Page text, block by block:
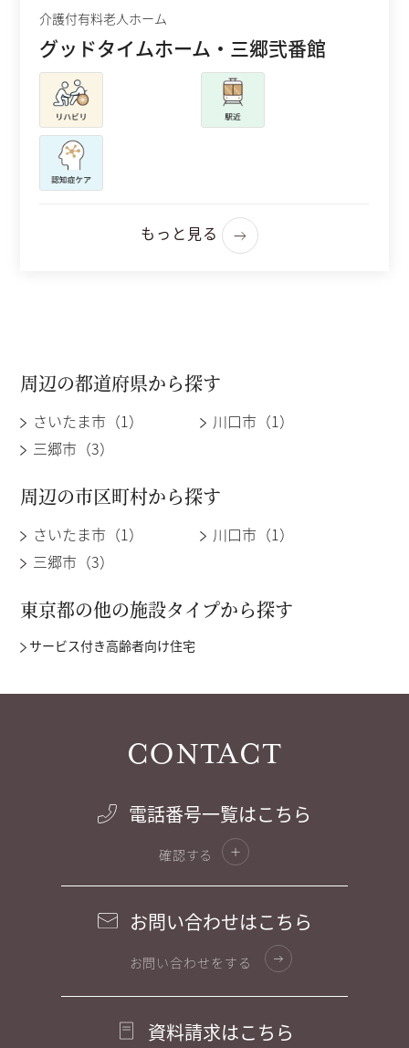
介護付有料老人ホーム
グッドタイムホーム・三郷弐番館
もっと見る
周辺の都道府県から探す
さいたま市（1）
川口市（1）
三郷市（3）
周辺の市区町村から探す
さいたま市（1）
川口市（1）
三郷市（3）
東京都の他の施設タイプから探す
サービス付き高齢者向け住宅
CONTACT
電話番号一覧はこちら
確認する
お問い合わせはこちら
お問い合わせをする
資料請求はこちら